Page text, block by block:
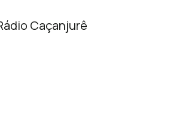
Caçanjurê